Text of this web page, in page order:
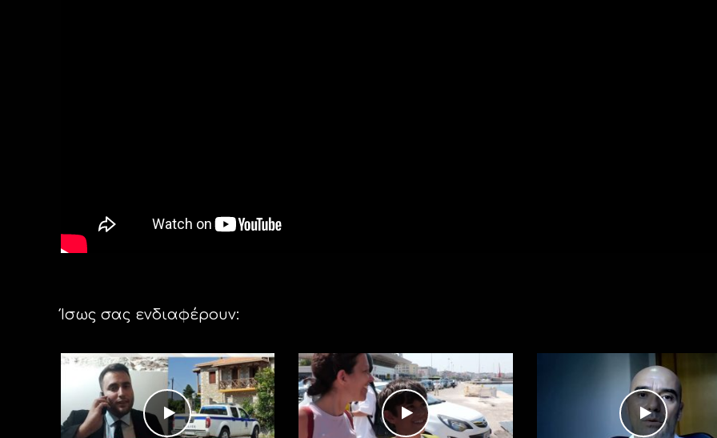
Ίσως σας ενδιαφέρουν: